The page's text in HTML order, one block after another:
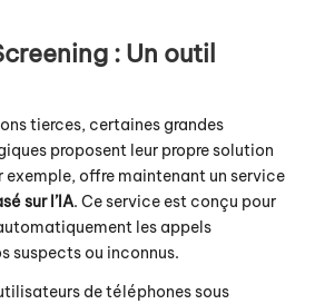
: Un outil
tierces, certaines grandes
proposent leur propre solution
exemple, offre maintenant un service
sur l’IA. Ce service est conçu pour
les appels
suspects ou inconnus.
de téléphones sous